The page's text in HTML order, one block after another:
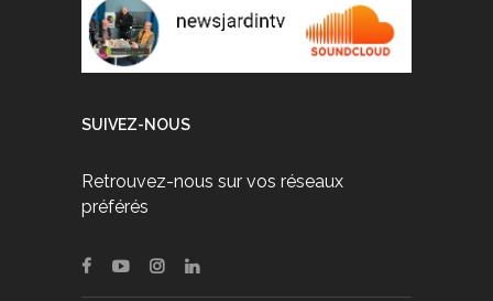
SUIVEZ-NOUS
Retrouvez-nous sur vos réseaux
préférés